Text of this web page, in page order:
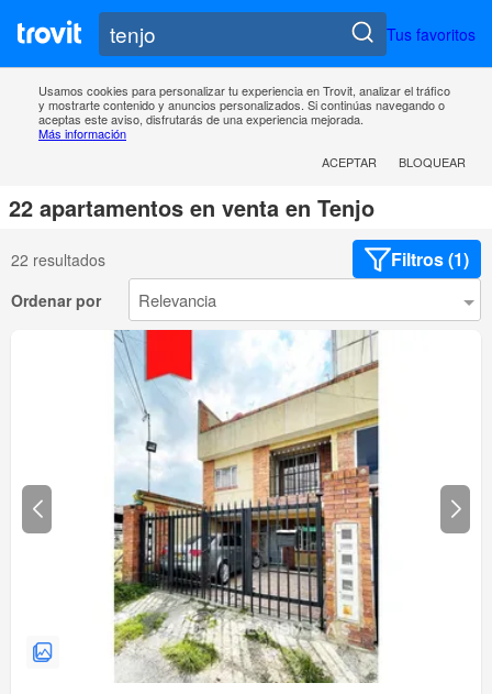
Tus favoritos
Usamos cookies para personalizar tu experiencia en Trovit, analizar el tráfico
y mostrarte contenido y anuncios personalizados. Si continúas navegando o
aceptas este aviso, disfrutarás de una experiencia mejorada.
Más información
ACEPTAR
BLOQUEAR
22 apartamentos en venta en Tenjo
22 resultados Filtros (1)
Ordenar por